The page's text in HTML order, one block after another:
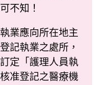
不知！
應向所在地主
記執業之處所，
定「護理人員執
准登記之醫療機